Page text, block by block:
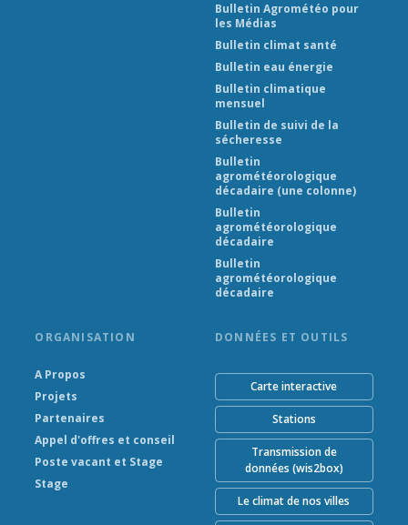
Bulletin Agrométéo pour
les Médias
Bulletin climat santé
Bulletin eau énergie
Bulletin climatique
mensuel
Bulletin de suivi de la
sécheresse
Bulletin
agrométéorologique
décadaire (une colonne)
Bulletin
agrométéorologique
décadaire
Bulletin
agrométéorologique
décadaire
ORGANISATION
A Propos
Projets
Partenaires
Appel d'offres et conseil
Poste vacant et Stage
Stage
DONNÉES ET OUTILS
Carte interactive
Stations
Transmission de
données (wis2box)
Le climat de nos villes